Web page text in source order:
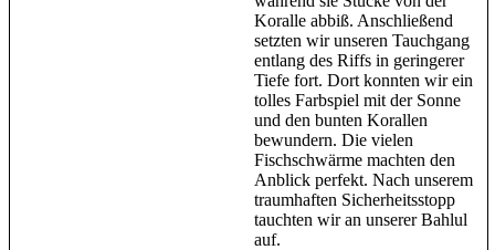
Koralle abbiß. Anschließend
setzten wir unseren Tauchgang
entlang des Riffs in geringerer
Tiefe fort. Dort konnten wir ein
tolles Farbspiel mit der Sonne
und den bunten Korallen
bewundern. Die vielen
Fischschwärme machten den
Anblick perfekt. Nach unserem
traumhaften Sicherheitsstopp
tauchten wir an unserer Bahlul
auf.